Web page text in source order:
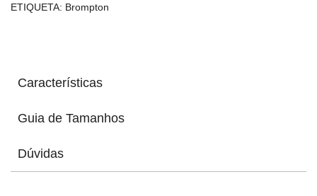
ETIQUETA: Brompton
Características
Guia de Tamanhos
Dúvidas